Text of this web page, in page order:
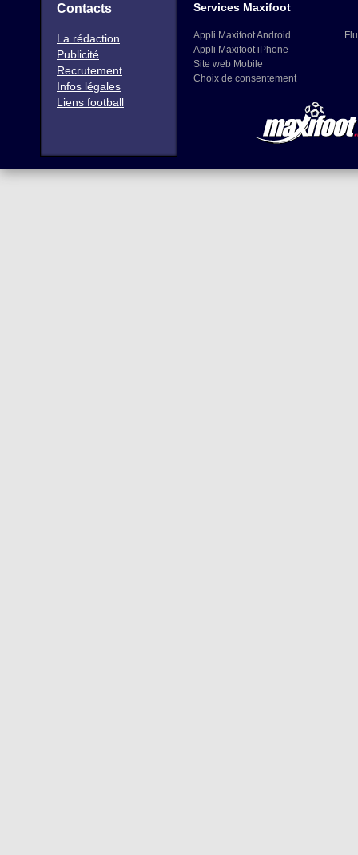
Contacts
La rédaction
Publicité
Recrutement
Infos légales
Liens football
Services Maxifoot
Appli Maxifoot Android
Appli Maxifoot iPhone
Site web Mobile
Choix de consentement